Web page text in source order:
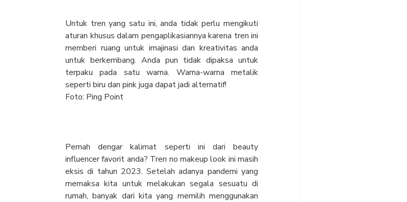
Untuk tren yang satu ini, anda tidak perlu mengikuti
aturan khusus dalam pengaplikasiannya karena tren ini
memberi ruang untuk imajinasi dan kreativitas anda
untuk berkembang. Anda pun tidak dipaksa untuk
terpaku pada satu warna. Warna-warna metalik
seperti biru dan pink juga dapat jadi alternatif!
Foto: Ping Point
Pernah dengar kalimat seperti ini dari beauty
influencer favorit anda? Tren no makeup look ini masih
eksis di tahun 2023. Setelah adanya pandemi yang
memaksa kita untuk melakukan segala sesuatu di
rumah, banyak dari kita yang memilih menggunakan